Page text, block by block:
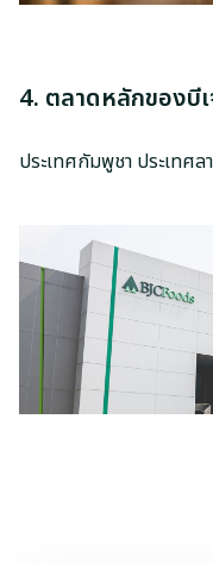
4. ตลาดหลักของบีเ
ประเทศกัมพูชา ประเทศ